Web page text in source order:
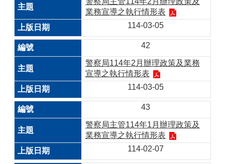
業務宣導之執行情形表
114-03-05
42
警察局114年2月辦理政策及業務
宣導之執行情形表
114-03-05
43
警察局主管114年1月辦理政策及
業務宣導之執行情形表
114-02-07